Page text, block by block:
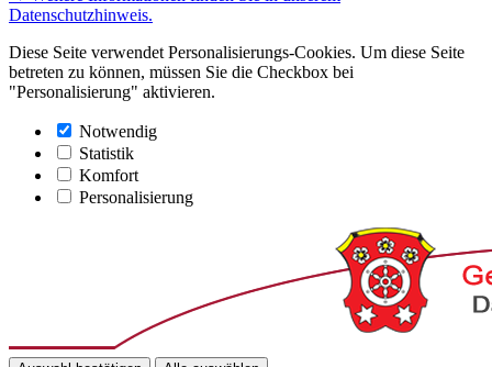
Datenschutzhinweis.
Diese Seite verwendet Personalisierungs-Cookies. Um diese Seite
betreten zu können, müssen Sie die Checkbox bei
"Personalisierung" aktivieren.
Notwendig
Statistik
Komfort
Personalisierung